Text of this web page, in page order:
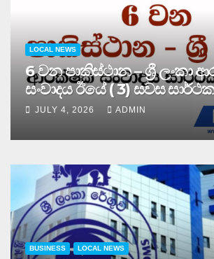
LOCAL NEWS
6 වන පාකිස්ථාන – ශ්‍රී ලංකා
සංවාදය ඊයේ ( 3) සවස
කරයි..
JULY 4, 2026 ADMIN
BUSINESS LOCAL NEWS